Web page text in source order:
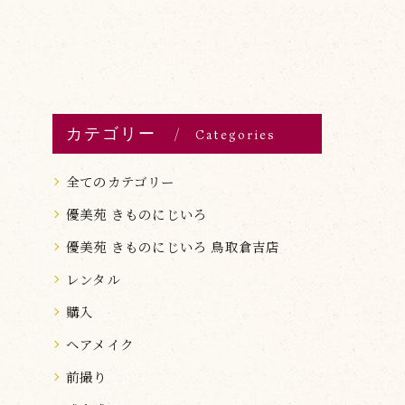
カテゴリー Categories
全てのカテゴリー
優美苑 きものにじいろ
優美苑 きものにじいろ 鳥取倉吉店
レンタル
購入
ヘアメイク
前撮り